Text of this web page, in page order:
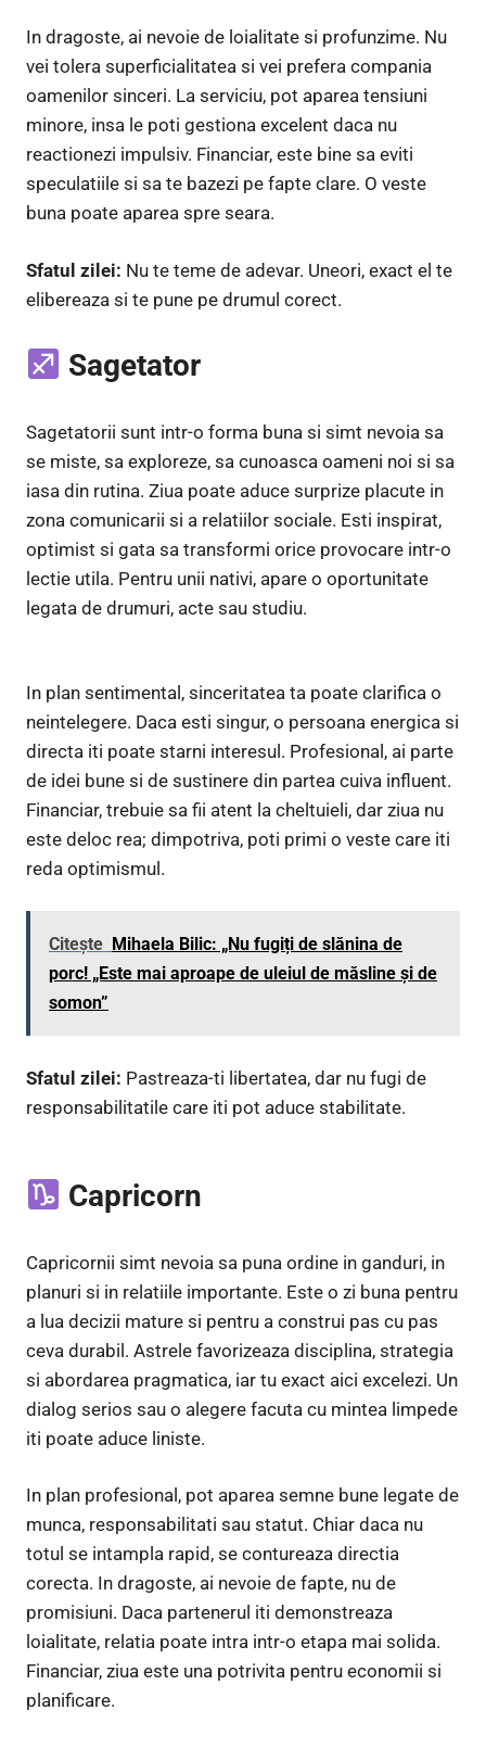
In dragoste, ai nevoie de loialitate si profunzime. Nu
vei tolera superficialitatea si vei prefera compania
oamenilor sinceri. La serviciu, pot aparea tensiuni
minore, insa le poti gestiona excelent daca nu
reactionezi impulsiv. Financiar, este bine sa eviti
speculatiile si sa te bazezi pe fapte clare. O veste
buna poate aparea spre seara.
Sfatul zilei: Nu te teme de adevar. Uneori, exact el te
elibereaza si te pune pe drumul corect.
Sagetator
Sagetatorii sunt intr-o forma buna si simt nevoia sa
se miste, sa exploreze, sa cunoasca oameni noi si sa
iasa din rutina. Ziua poate aduce surprize placute in
zona comunicarii si a relatiilor sociale. Esti inspirat,
optimist si gata sa transformi orice provocare intr-o
lectie utila. Pentru unii nativi, apare o oportunitate
legata de drumuri, acte sau studiu.
In plan sentimental, sinceritatea ta poate clarifica o
neintelegere. Daca esti singur, o persoana energica si
directa iti poate starni interesul. Profesional, ai parte
de idei bune si de sustinere din partea cuiva influent.
Financiar, trebuie sa fii atent la cheltuieli, dar ziua nu
este deloc rea; dimpotriva, poti primi o veste care iti
reda optimismul.
Citește Mihaela Bilic: „Nu fugiți de slănina de
porc! „Este mai aproape de uleiul de măsline şi de
somon”
Sfatul zilei: Pastreaza-ti libertatea, dar nu fugi de
responsabilitatile care iti pot aduce stabilitate.
Capricorn
Capricornii simt nevoia sa puna ordine in ganduri, in
planuri si in relatiile importante. Este o zi buna pentru
a lua decizii mature si pentru a construi pas cu pas
ceva durabil. Astrele favorizeaza disciplina, strategia
si abordarea pragmatica, iar tu exact aici excelezi. Un
dialog serios sau o alegere facuta cu mintea limpede
iti poate aduce liniste.
In plan profesional, pot aparea semne bune legate de
munca, responsabilitati sau statut. Chiar daca nu
totul se intampla rapid, se contureaza directia
corecta. In dragoste, ai nevoie de fapte, nu de
promisiuni. Daca partenerul iti demonstreaza
loialitate, relatia poate intra intr-o etapa mai solida.
Financiar, ziua este una potrivita pentru economii si
planificare.